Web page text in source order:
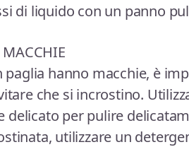
di liquido con un panno
paglia hanno macchie, è
che si incrostino.
delicato per pulire
utilizzare un